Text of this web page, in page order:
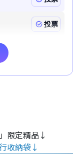
限定精品↓
收納袋↓